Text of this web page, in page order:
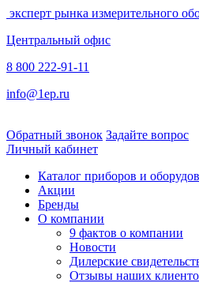
эксперт рынка измерительного
Центральный офис
8 800 222-91-11
info@1ep.ru
Обратный звонок Задайте вопрос
Личный кабинет
Каталог приборов и
Акции
Бренды
О компании
9 фактов о компании
Новости
Дилерские
Отзывы наших